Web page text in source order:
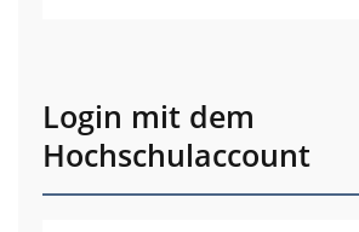
Login mit dem
Hochschulaccount